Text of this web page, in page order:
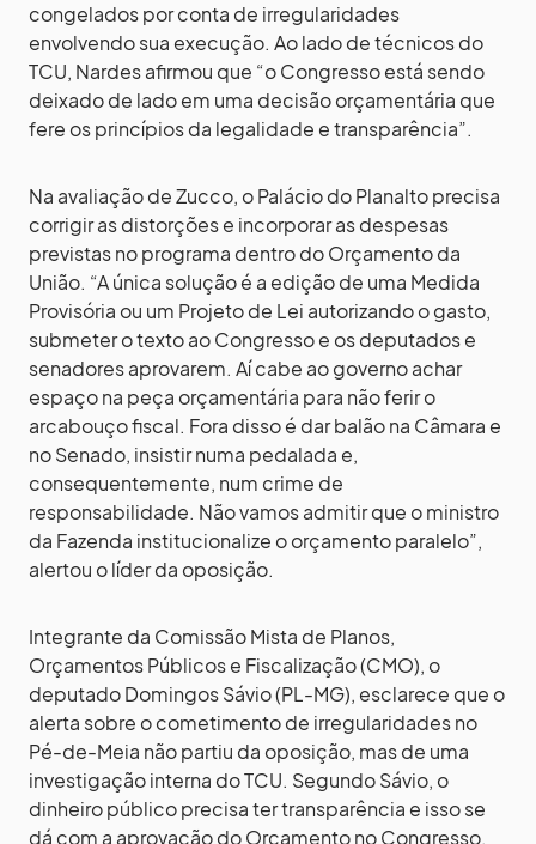
congelados por conta de irregularidades
envolvendo sua execução. Ao lado de técnicos do
TCU, Nardes afirmou que “o Congresso está sendo
deixado de lado em uma decisão orçamentária que
fere os princípios da legalidade e transparência”.
Na avaliação de Zucco, o Palácio do Planalto precisa
corrigir as distorções e incorporar as despesas
previstas no programa dentro do Orçamento da
União. “A única solução é a edição de uma Medida
Provisória ou um Projeto de Lei autorizando o gasto,
submeter o texto ao Congresso e os deputados e
senadores aprovarem. Aí cabe ao governo achar
espaço na peça orçamentária para não ferir o
arcabouço fiscal. Fora disso é dar balão na Câmara e
no Senado, insistir numa pedalada e,
consequentemente, num crime de
responsabilidade. Não vamos admitir que o ministro
da Fazenda institucionalize o orçamento paralelo”,
alertou o líder da oposição.
Integrante da Comissão Mista de Planos,
Orçamentos Públicos e Fiscalização (CMO), o
deputado Domingos Sávio (PL-MG), esclarece que o
alerta sobre o cometimento de irregularidades no
Pé-de-Meia não partiu da oposição, mas de uma
investigação interna do TCU. Segundo Sávio, o
dinheiro público precisa ter transparência e isso se
dá com a aprovação do Orçamento no Congresso.